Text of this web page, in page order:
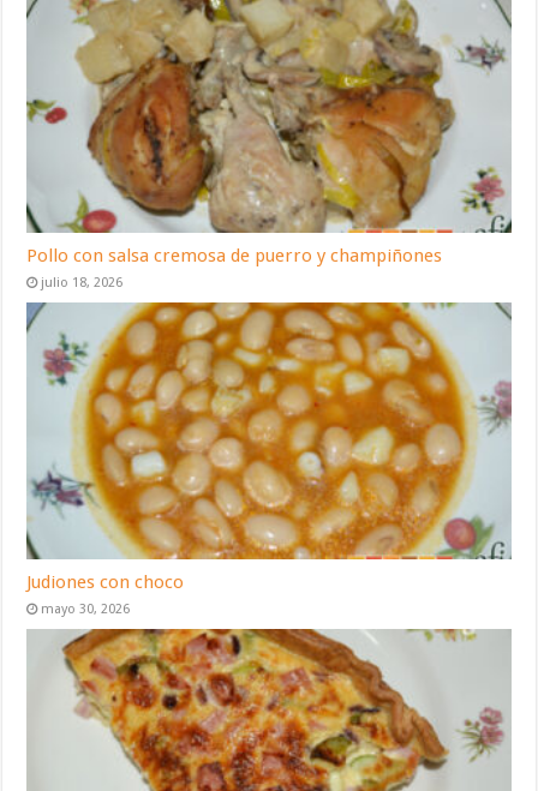
Pollo con salsa cremosa de puerro y champiñones
julio 18, 2026
Judiones con choco
mayo 30, 2026